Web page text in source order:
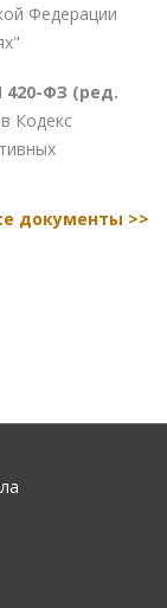
Федерации
420-ФЗ (ред.
Кодекс
документы >>